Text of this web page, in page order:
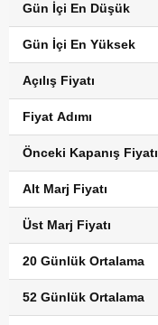
Gün İçi En Düşük
Gün İçi En Yüksek
Açılış Fiyatı
Fiyat Adımı
Önceki Kapanış Fiyatı
Alt Marj Fiyatı
Üst Marj Fiyatı
20 Günlük Ortalama
52 Günlük Ortalama